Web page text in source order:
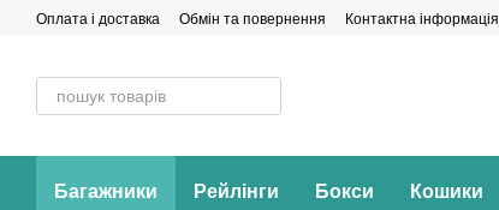
Перейти до основного контенту
Оплата і доставка Обмін та повернення Контактна інформація
Багажники Рейлінги Бокси Кошики